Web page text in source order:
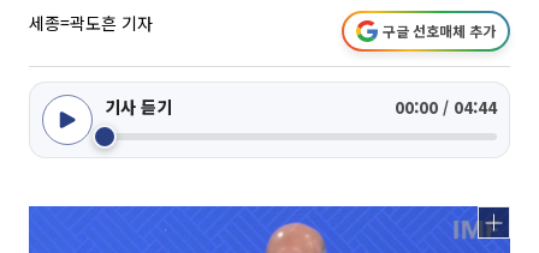
세종=곽도흔 기자 구글 선호매체 추가
기사 듣기 00:00 / 04:44